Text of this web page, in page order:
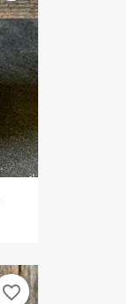
favorite_border